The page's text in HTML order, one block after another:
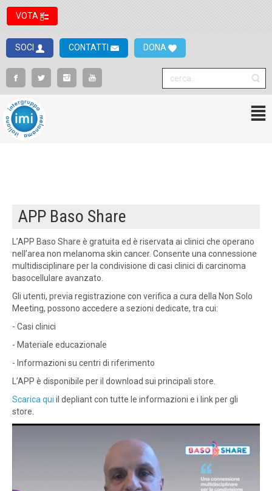
VOTA
SOCI CONTATTI DONA
APP Baso Share
L’APP Baso Share è gratuita ed è riservata ai clinici che operano
nell’area non melanoma skin cancer. Consente una connessione
multidisciplinare per la condivisione di casi clinici di carcinoma
basocellulare avanzato.
Gli utenti, previa registrazione con verifica a cura della Non Solo
Meeting, possono accedere a sezioni dedicate, tra cui:
- Casi clinici
- Materiale educazionale
- Informazioni su centri di riferimento
L’APP è disponibile per il download sui principali store.
Scarica qui il depliant con tutte le informazioni e i link per gli
store.